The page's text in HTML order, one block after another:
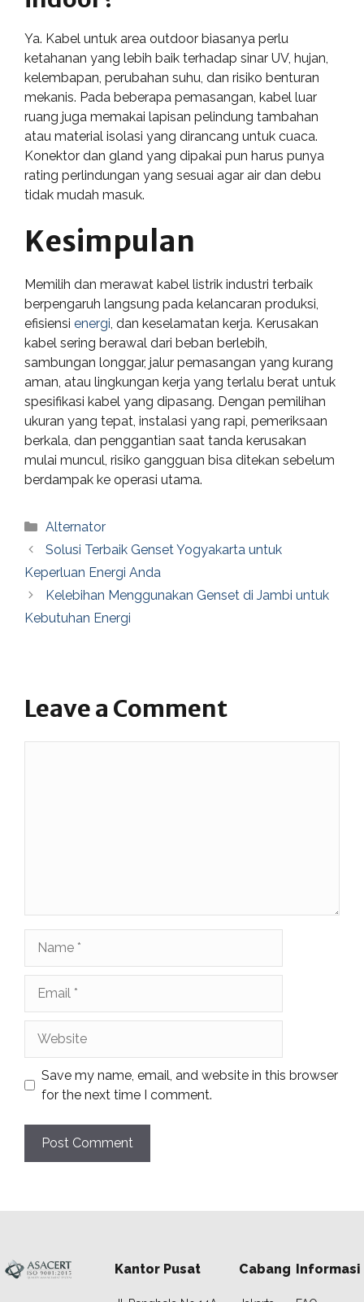
Ya. Kabel untuk area outdoor biasanya perlu
ketahanan yang lebih baik terhadap sinar UV, hujan,
kelembapan, perubahan suhu, dan risiko benturan
mekanis. Pada beberapa pemasangan, kabel luar
ruang juga memakai lapisan pelindung tambahan
atau material isolasi yang dirancang untuk cuaca.
Konektor dan gland yang dipakai pun harus punya
rating perlindungan yang sesuai agar air dan debu
tidak mudah masuk.
Kesimpulan
Memilih dan merawat kabel listrik industri terbaik
berpengaruh langsung pada kelancaran produksi,
efisiensi energi, dan keselamatan kerja. Kerusakan
kabel sering berawal dari beban berlebih,
sambungan longgar, jalur pemasangan yang kurang
aman, atau lingkungan kerja yang terlalu berat untuk
spesifikasi kabel yang dipasang. Dengan pemilihan
ukuran yang tepat, instalasi yang rapi, pemeriksaan
berkala, dan penggantian saat tanda kerusakan
mulai muncul, risiko gangguan bisa ditekan sebelum
berdampak ke operasi utama.
Categories
Alternator
Solusi Terbaik Genset Yogyakarta untuk
Keperluan Energi Anda
Kelebihan Menggunakan Genset di Jambi untuk
Kebutuhan Energi
Leave a Comment
Save my name, email, and website in this browser
for the next time I comment.
Kantor Pusat Cabang Informasi